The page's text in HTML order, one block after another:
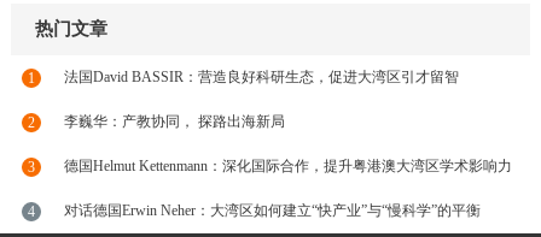
热门文章
1 法国David BASSIR：营造良好科研生态，促进大湾区引才留智
2 李巍华：产教协同， 探路出海新局
3 德国Helmut Kettenmann：深化国际合作，提升粤港澳大湾区学术影响力
4 对话德国Erwin Neher：大湾区如何建立“快产业”与“慢科学”的平衡